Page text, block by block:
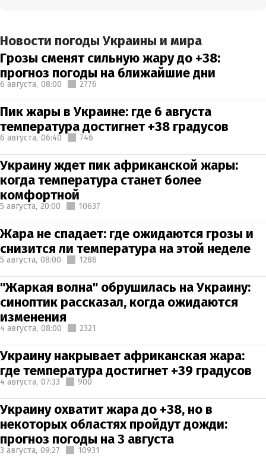
Новости погоды Украины и мира
Грозы сменят сильную жару до +38:
прогноз погоды на ближайшие дни
6 августа, 08:00 2776
Пик жары в Украине: где 6 августа
температура достигнет +38 градусов
6 августа, 06:40 746
Украину ждет пик африканской жары:
когда температура станет более
комфортной
5 августа, 20:00 10637
Жара не спадает: где ожидаются грозы и
снизится ли температура на этой неделе
5 августа, 08:00 1286
"Жаркая волна" обрушилась на Украину:
синоптик рассказал, когда ожидаются
изменения
4 августа, 08:00 2321
Украину накрывает африканская жара:
где температура достигнет +39 градусов
4 августа, 07:33 900
Украину охватит жара до +38, но в
некоторых областях пройдут дожди:
прогноз погоды на 3 августа
3 августа, 09:27 10931